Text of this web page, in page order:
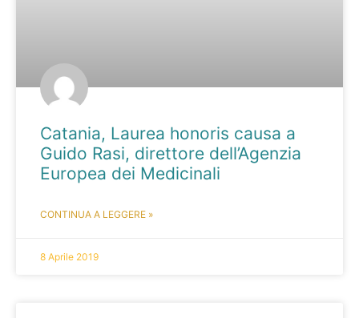
Catania, Laurea honoris causa a
Guido Rasi, direttore dell’Agenzia
Europea dei Medicinali
CONTINUA A LEGGERE »
8 Aprile 2019